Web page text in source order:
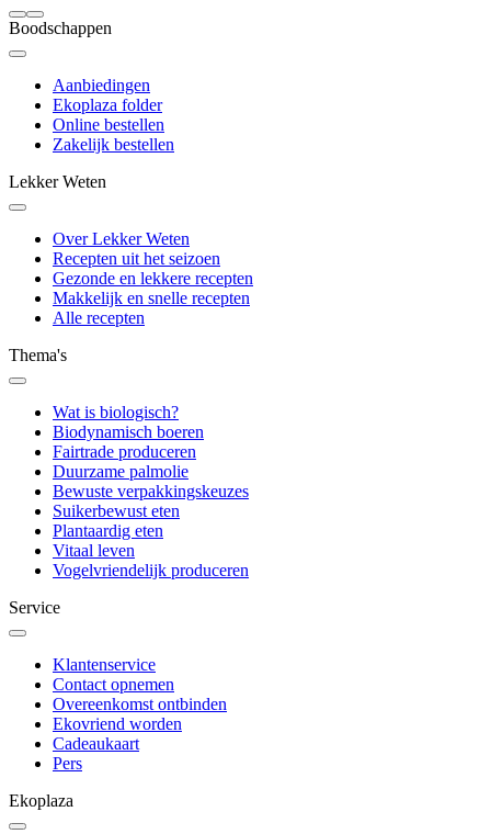
Boodschappen
Aanbiedingen
Ekoplaza folder
Online bestellen
Zakelijk bestellen
Lekker Weten
Over Lekker Weten
Recepten uit het seizoen
Gezonde en lekkere recepten
Makkelijk en snelle recepten
Alle recepten
Thema's
Wat is biologisch?
Biodynamisch boeren
Fairtrade produceren
Duurzame palmolie
Bewuste verpakkingskeuzes
Suikerbewust eten
Plantaardig eten
Vitaal leven
Vogelvriendelijk produceren
Service
Klantenservice
Contact opnemen
Overeenkomst ontbinden
Ekovriend worden
Cadeaukaart
Pers
Ekoplaza